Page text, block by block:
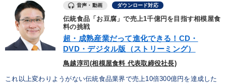
音声・動画 ダウンロード対応
伝統食品「お豆腐」で売上1千億円を目指す相模屋食
料の挑戦
超・成熟産業だって進化できる！CD・
DVD・デジタル版（ストリーミング）
鳥越淳司(相模屋食料 代表取締役社長)
これ以上変わりようがない伝統食品業界で売上10倍300億円を達成した